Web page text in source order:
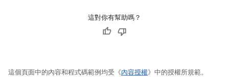
這對你有幫助嗎？
這個頁面中的內容和程式碼範例均受《內容授權》中的授權所規範。